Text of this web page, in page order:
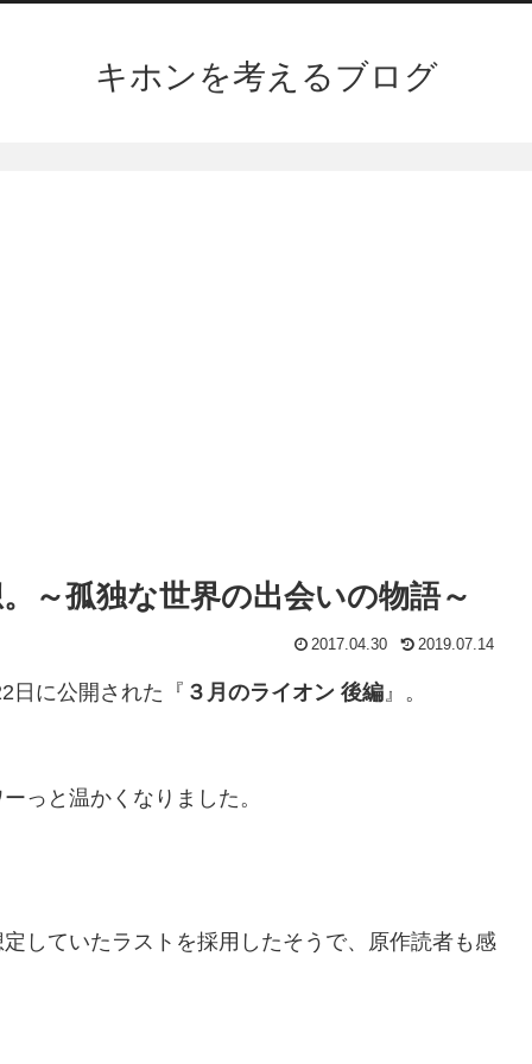
キホンを考えるブログ
～孤独な世界の出会いの物語～
2017.04.30 2019.07.14
日に公開された『 ３月のライオン 後編 』。
っと温かくなりました。
していたラストを採用したそうで、原作読者も感